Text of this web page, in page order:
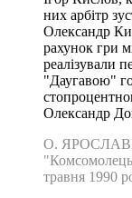
них арбітр
Олександр
рахунок гри
реалізували
"Даугавою"
Олександр
О.
травня 1990